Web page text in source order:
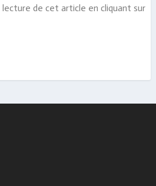
de cet article en cliquant sur